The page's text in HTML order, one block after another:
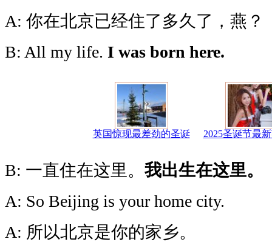
A: 你在北京已经住了多久了，燕？
B: All my life. I was born here.
英国惊现最差劲的圣诞 2025圣诞节最
B: 一直住在这里。 我出生在这里。
A: So Beijing is your home city.
A: 所以北京是你的家乡。